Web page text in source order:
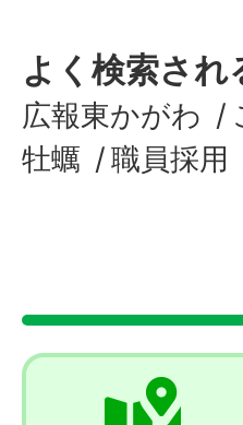
よく検索され
広報東かがわ
牡蠣
職員採用